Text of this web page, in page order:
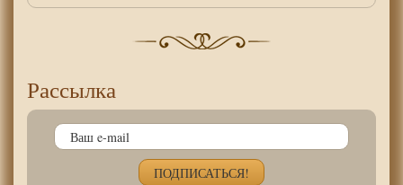
Рассылка